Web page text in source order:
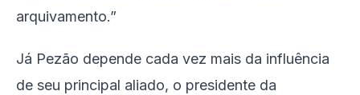
arquivamento.”
Já Pezão depende cada vez mais da influência
de seu principal aliado, o presidente da